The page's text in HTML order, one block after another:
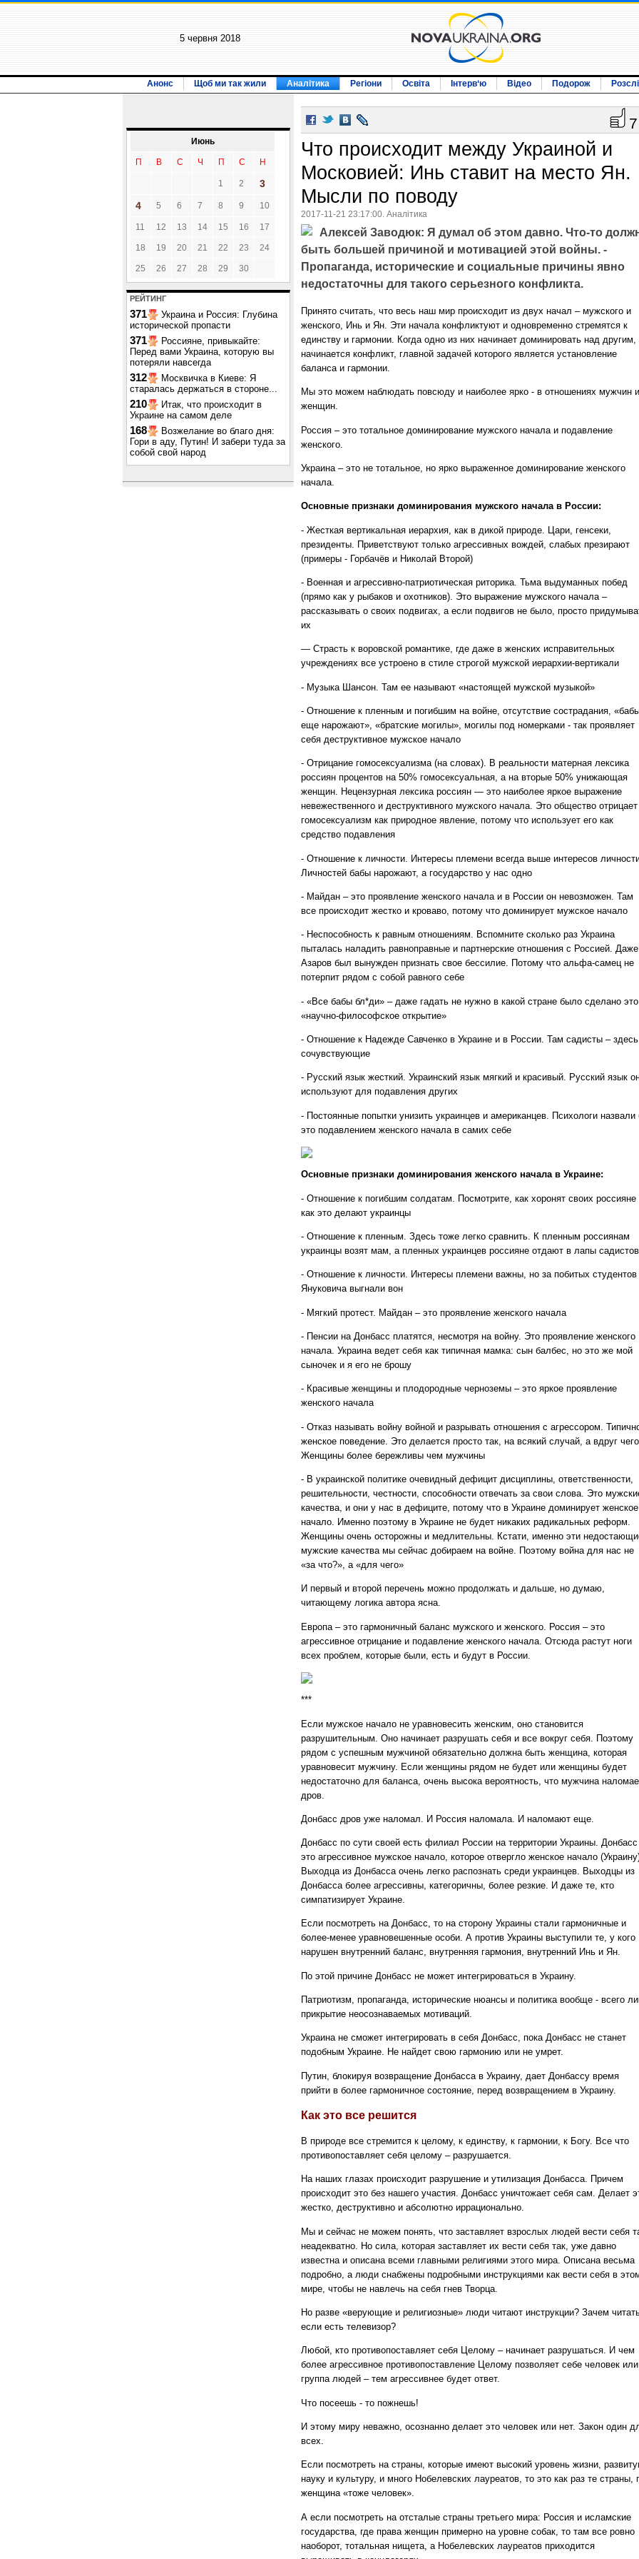
5 червня 2018
Анонс Щоб ми так жили Аналітика Регіони Освіта Інтерв‘ю Відео Подорож
Июнь
П В С Ч П С Н
1 2
3
4
5 6 7 8 9 10
11 12 13 14 15 16 17
18 19 20 21 22 23 24
25 26 27 28 29 30
РЕЙТИНГ
371
Украина и Россия: Глубина
исторической пропасти
371
Россияне, привыкайте:
Перед вами Украина, которую вы
потеряли навсегда
312
Москвичка в Киеве: Я
старалась держаться в стороне...
210
Итак, что происходит в
Украине на самом деле
168
Возжелание во благо дня:
Гори в аду, Путин! И забери туда за
собой свой народ
7
Что происходит между Украиной и
Московией: Инь ставит на место Ян.
Мысли по поводу
2017-11-21 23:17:00. Аналітика
Алексей Заводюк: Я думал об этом давно. Что-то
быть большей причиной и мотивацией этой войны. -
Пропаганда, исторические и социальные причины явно
недостаточны для такого серьезного конфликта.
Принято считать, что весь наш мир происходит из двух начал – мужского и
женского, Инь и Ян. Эти начала конфликтуют и одновременно стремятся к
единству и гармонии. Когда одно из них начинает доминировать над другим,
начинается конфликт, главной задачей которого является установление
баланса и гармонии.
Мы это можем наблюдать повсюду и наиболее ярко - в отношениях мужчин и
женщин.
Россия – это тотальное доминирование мужского начала и подавление
женского.
Украина – это не тотальное, но ярко выраженное доминирование женского
начала.
Основные признаки доминирования мужского начала в России:
- Жесткая вертикальная иерархия, как в дикой природе. Цари, генсеки,
президенты. Приветствуют только агрессивных вождей, слабых презирают
(примеры - Горбачёв и Николай Второй)
- Военная и агрессивно-патриотическая риторика. Тьма выдуманных побед
(прямо как у рыбаков и охотников). Это выражение мужского начала –
рассказывать о своих подвигах, а если подвигов не было, просто
их
— Страсть к воровской романтике, где даже в женских исправительных
учреждениях все устроено в стиле строгой мужской иерархии-вертикали
- Музыка Шансон. Там ее называют «настоящей мужской музыкой»
- Отношение к пленным и погибшим на войне, отсутствие сострадания,
еще нарожают», «братские могилы», могилы под номерками - так проявляет
себя деструктивное мужское начало
- Отрицание гомосексуализма (на словах). В реальности матерная лексика
россиян процентов на 50% гомосексуальная, а на вторые 50% унижающая
женщин. Нецензурная лексика россиян — это наиболее яркое выражение
невежественного и деструктивного мужского начала. Это общество отрицает
гомосексуализм как природное явление, потому что использует его как
средство подавления
- Отношение к личности. Интересы племени всегда выше интересов
Личностей бабы нарожают, а государство у нас одно
- Майдан – это проявление женского начала и в России он невозможен. Там
все происходит жестко и кроваво, потому что доминирует мужское начало
- Неспособность к равным отношениям. Вспомните сколько раз Украина
пыталась наладить равноправные и партнерские отношения с Россией. Даже
Азаров был вынужден признать свое бессилие. Потому что альфа-самец не
потерпит рядом с собой равного себе
- «Все бабы бл*ди» – даже гадать не нужно в какой стране было сделано это
«научно-философское открытие»
- Отношение к Надежде Савченко в Украине и в России. Там садисты – здесь
сочувствующие
- Русский язык жесткий. Украинский язык мягкий и красивый. Русский язык
используют для подавления других
- Постоянные попытки унизить украинцев и американцев. Психологи назвали
это подавлением женского начала в самих себе
Основные признаки доминирования женского начала в Украине:
- Отношение к погибшим солдатам. Посмотрите, как хоронят своих россияне
как это делают украинцы
- Отношение к пленным. Здесь тоже легко сравнить. К пленным россиянам
украинцы возят мам, а пленных украинцев россияне отдают в лапы садистов.
- Отношение к личности. Интересы племени важны, но за побитых студентов
Януковича выгнали вон
- Мягкий протест. Майдан – это проявление женского начала
- Пенсии на Донбасс платятся, несмотря на войну. Это проявление женского
начала. Украина ведет себя как типичная мамка: сын балбес, но это же мой
сыночек и я его не брошу
- Красивые женщины и плодородные черноземы – это яркое проявление
женского начала
- Отказ называть войну войной и разрывать отношения с агрессором.
женское поведение. Это делается просто так, на всякий случай, а вдруг чего.
Женщины более бережливы чем мужчины
- В украинской политике очевидный дефицит дисциплины, ответственности,
решительности, честности, способности отвечать за свои слова. Это
качества, и они у нас в дефиците, потому что в Украине доминирует женское
начало. Именно поэтому в Украине не будет никаких радикальных реформ.
Женщины очень осторожны и медлительны. Кстати, именно эти
мужские качества мы сейчас добираем на войне. Поэтому война для нас не
«за что?», а «для чего»
И первый и второй перечень можно продолжать и дальше, но думаю,
читающему логика автора ясна.
Европа – это гармоничный баланс мужского и женского. Россия – это
агрессивное отрицание и подавление женского начала. Отсюда растут ноги
всех проблем, которые были, есть и будут в России.
***
Если мужское начало не уравновесить женским, оно становится
разрушительным. Оно начинает разрушать себя и все вокруг себя. Поэтому
рядом с успешным мужчиной обязательно должна быть женщина, которая
уравновесит мужчину. Если женщины рядом не будет или женщины будет
недостаточно для баланса, очень высока вероятность, что мужчина
дров.
Донбасс дров уже наломал. И Россия наломала. И наломают еще.
Донбасс по сути своей есть филиал России на территории Украины.
это агрессивное мужское начало, которое отвергло женское начало
Выходца из Донбасса очень легко распознать среди украинцев. Выходцы из
Донбасса более агрессивны, категоричны, более резкие. И даже те, кто
симпатизирует Украине.
Если посмотреть на Донбасс, то на сторону Украины стали гармоничные и
более-менее уравновешенные особи. А против Украины выступили те, у кого
нарушен внутренний баланс, внутренняя гармония, внутренний Инь и Ян.
По этой причине Донбасс не может интегрироваться в Украину.
Патриотизм, пропаганда, исторические нюансы и политика вообще - всего
прикрытие неосознаваемых мотиваций.
Украина не сможет интегрировать в себя Донбасс, пока Донбасс не станет
подобным Украине. Не найдет свою гармонию или не умрет.
Путин, блокируя возвращение Донбасса в Украину, дает Донбассу время
прийти в более гармоничное состояние, перед возвращением в Украину.
Как это все решится
В природе все стремится к целому, к единству, к гармонии, к Богу. Все что
противопоставляет себя целому – разрушается.
На наших глазах происходит разрушение и утилизация Донбасса. Причем
происходит это без нашего участия. Донбасс уничтожает себя сам. Делает
жестко, деструктивно и абсолютно иррационально.
Мы и сейчас не можем понять, что заставляет взрослых людей вести себя
неадекватно. Но сила, которая заставляет их вести себя так, уже давно
известна и описана всеми главными религиями этого мира. Описана весьма
подробно, а люди снабжены подробными инструкциями как вести себя в
мире, чтобы не навлечь на себя гнев Творца.
Но разве «верующие и религиозные» люди читают инструкции? Зачем
если есть телевизор?
Любой, кто противопоставляет себя Целому – начинает разрушаться. И чем
более агрессивное противопоставление Целому позволяет себе человек или
группа людей – тем агрессивнее будет ответ.
Что посеешь - то пожнешь!
И этому миру неважно, осознанно делает это человек или нет. Закон один
всех.
Если посмотреть на страны, которые имеют высокий уровень жизни,
науку и культуру, и много Нобелевских лауреатов, то это как раз те страны,
женщина «тоже человек».
А если посмотреть на отсталые страны третьего мира: Россия и исламские
государства, где права женщин примерно на уровне собак, то там все ровно
наоборот, тотальная нищета, а Нобелевских лауреатов приходится